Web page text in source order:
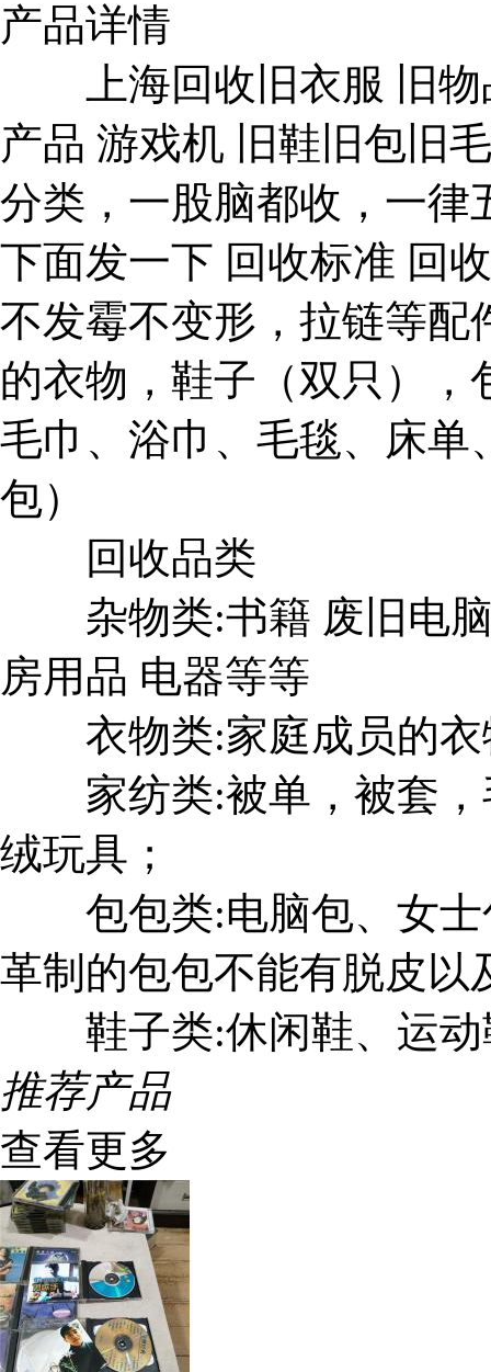
产品详情
上海回收旧衣服 旧物
产品 游戏机 旧鞋旧包旧
分类，一股脑都收，一律
下面发一下 回收标准 回
不发霉不变形，拉链等配
的衣物，鞋子（双只），
毛巾、浴巾、毛毯、床单
包）
回收品类
杂物类:书籍 废旧电脑
房用品 电器等等
衣物类:家庭成员的衣
家纺类:被单，被套，
绒玩具；
包包类:电脑包、女士
革制的包包不能有脱皮以
鞋子类:休闲鞋、运动
推荐产品
查看更多